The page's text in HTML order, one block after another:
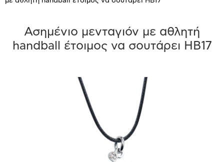
Ασημένιο μενταγιόν με αθλητή
handball έτοιμος να σουτάρει HB17